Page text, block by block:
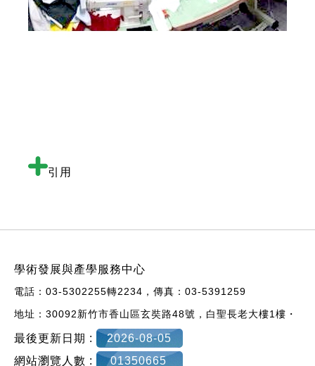
引用
學術發展與產學服務中心
電話：03-5302255轉2234， 傳真：03-5391259
地址：30092新竹市香山區玄奘路48號， 白聖長老大樓1樓・
最後更新日期 :
2026-08-05
網站瀏覽人數 :
01350665